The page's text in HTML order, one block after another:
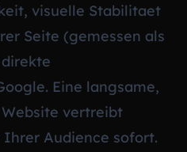
visuelle Stabilitaet
Seite (gemessen als
Eine langsame,
vertreibt
Audience sofort.